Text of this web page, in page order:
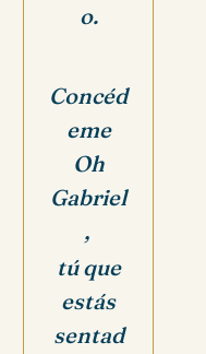
o.
Concéd
eme
Oh
Gabriel
,
tú que
estás
sentad